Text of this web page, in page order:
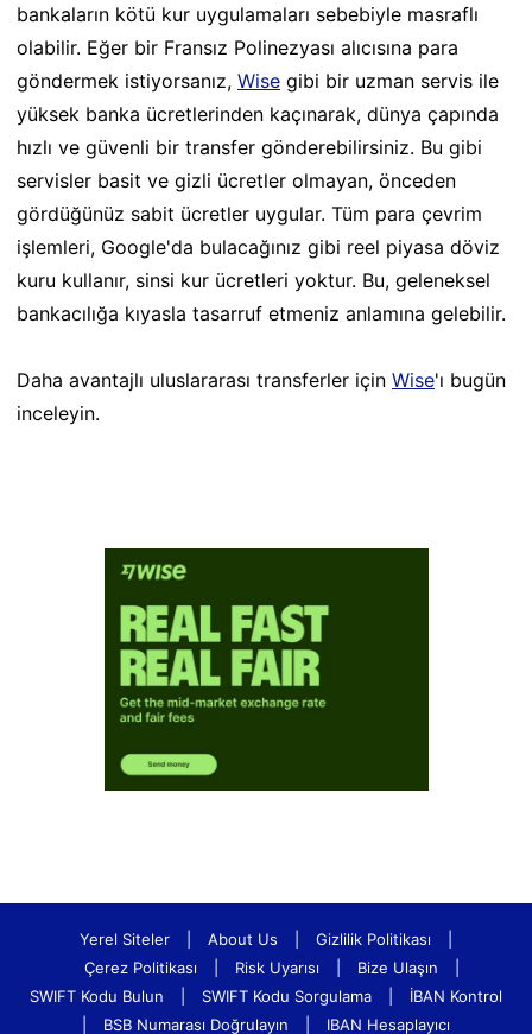
bankaların kötü kur uygulamaları sebebiyle masraflı
olabilir. Eğer bir Fransız Polinezyası alıcısına para
göndermek istiyorsanız, Wise gibi bir uzman servis ile
yüksek banka ücretlerinden kaçınarak, dünya çapında
hızlı ve güvenli bir transfer gönderebilirsiniz. Bu gibi
servisler basit ve gizli ücretler olmayan, önceden
gördüğünüz sabit ücretler uygular. Tüm para çevrim
işlemleri, Google'da bulacağınız gibi reel piyasa döviz
kuru kullanır, sinsi kur ücretleri yoktur. Bu, geleneksel
bankacılığa kıyasla tasarruf etmeniz anlamına gelebilir.
Daha avantajlı uluslararası transferler için Wise'ı bugün
inceleyin.
Yerel Siteler About Us Gizlilik Politikası
Çerez Politikası
Risk Uyarısı Bize Ulaşın
SWIFT Kodu Bulun
SWIFT Kodu Sorgulama
İBAN Kontrol
BSB Numarası Doğrulayın IBAN Hesaplayıcı